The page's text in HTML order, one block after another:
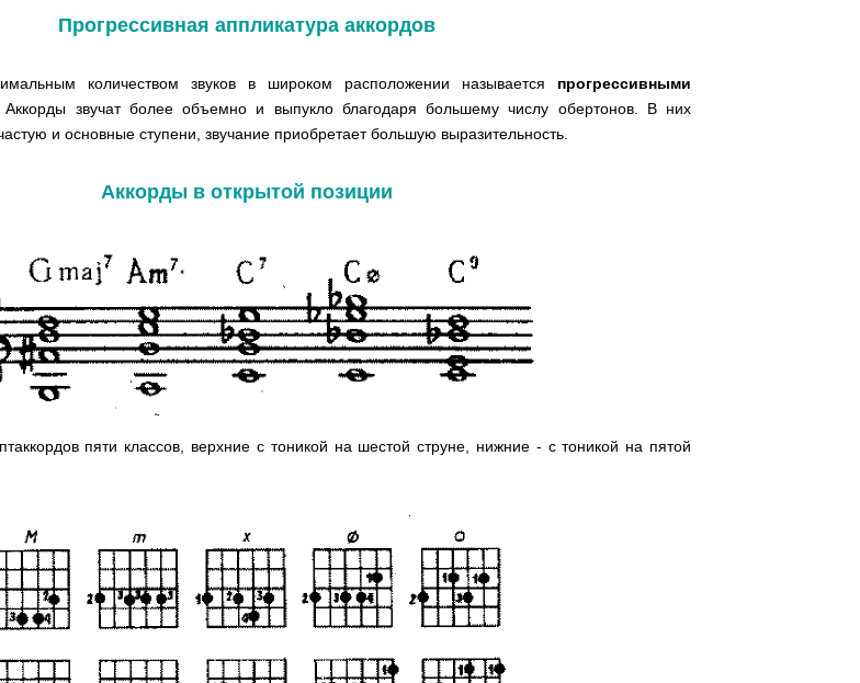
Прогрессивная аппликатура аккордов
количеством звуков в широком расположении называется прогрессивными
Аккорды звучат более объемно и выпукло благодаря большему числу обертонов. В них
и основные ступени, звучание приобретает большую выразительность.
Аккорды в открытой позиции
пяти классов, верхние с тоникой на шестой струне, нижние - с тоникой на пятой